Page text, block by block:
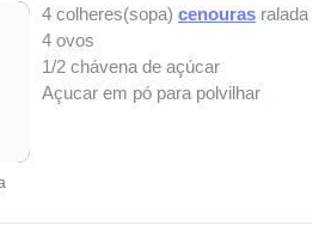
4 colheres(sopa) cenouras ralada
4 ovos
1/2 chávena de açúcar
Açucar em pó para polvilhar